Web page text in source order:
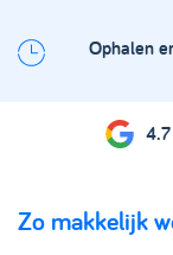
Ophalen
4.7
Zo makkelijk